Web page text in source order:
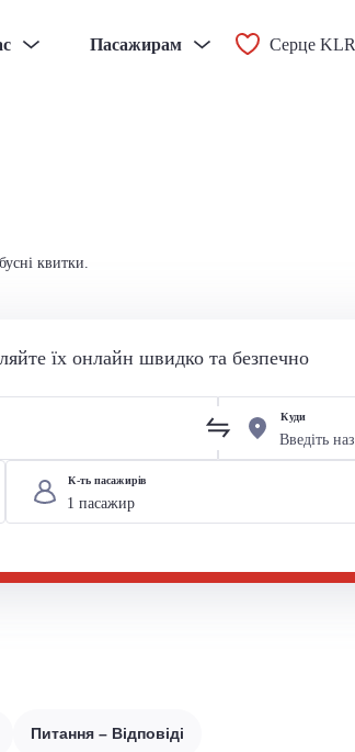
Пасажирам Серце KLR
квитки.
їх онлайн швидко та безпечно
Куди
К-ть пасажирів
Питання – Відповіді